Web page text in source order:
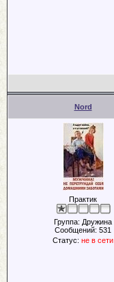
Nord
Практик
Группа: Дружина
Сообщений: 531
Статус: не в сети